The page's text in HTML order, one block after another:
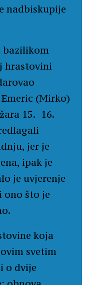
nadbiskupije
bazilikom
hrastovini
(Mirko)
15.–16.
jer je
ipak je
je uvjerenje
ono što je
koja
svetim
o dvije